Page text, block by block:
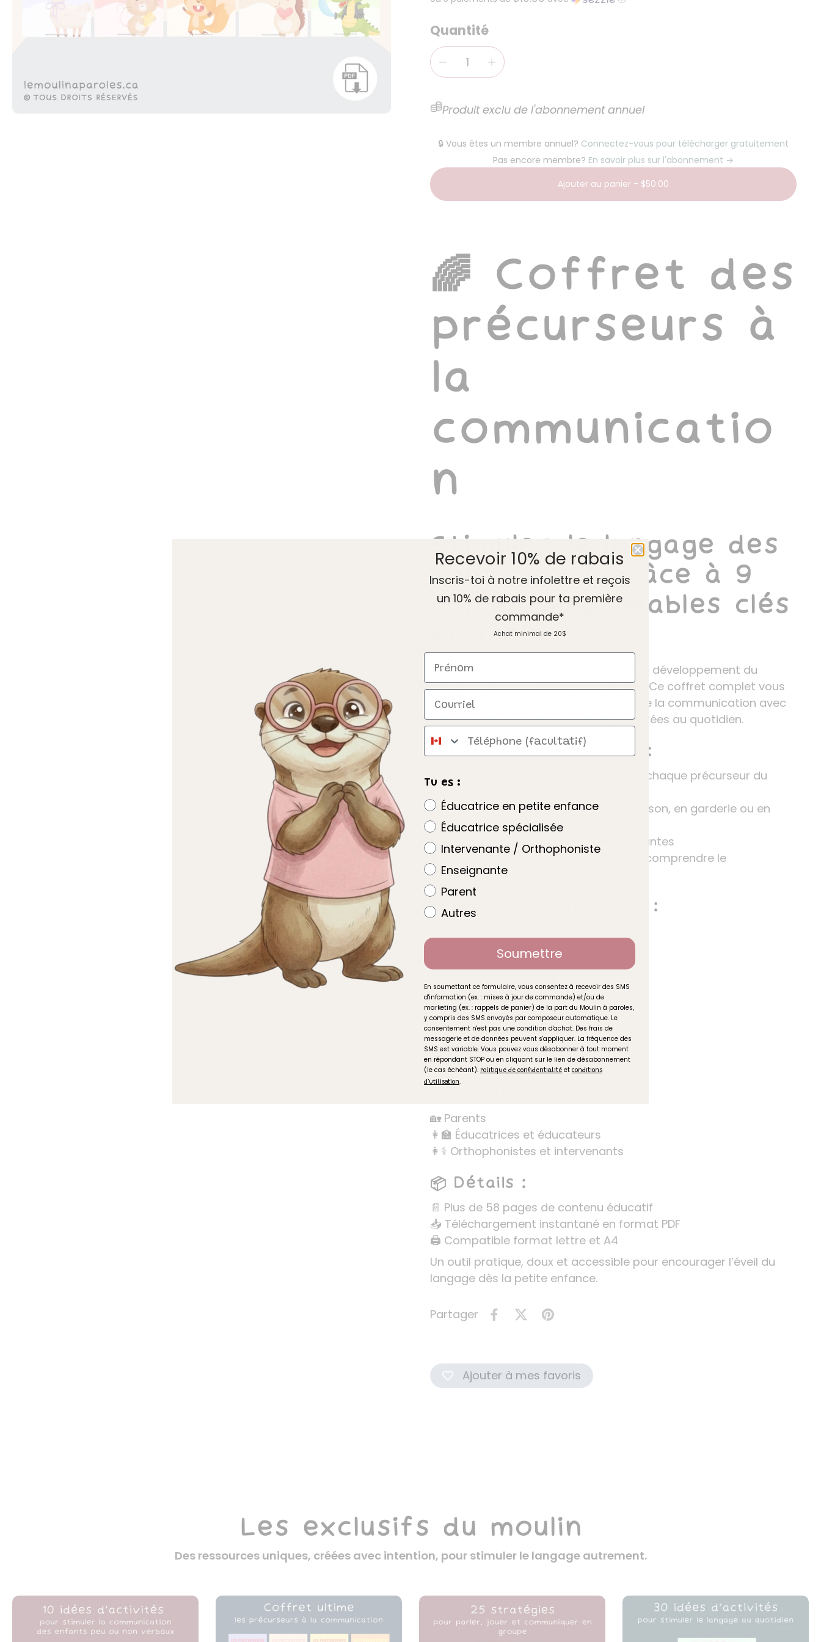
Quantité
Produit exclu de l'abonnement annuel
🔒 Vous êtes un membre annuel? Connectez-vous pour télécharger gratuitement
Pas encore membre? En savoir plus sur l'abonnement →
Ajouter au panier - $50.00
🌈 Coffret des
précurseurs à
la
communicatio
n
Stimulez le langage des
tout-petits grâce à 9
cahiers imprimables clés
en main
Le point de départ idéal pour soutenir le développement du
langage chez les enfants de 0 à 5 ans ! Ce coffret complet vous
aide à stimuler les bases essentielles de la communication avec
des activités simples, ludiques et adaptées au quotidien.
✨ Le coffret comprend :
✔ 9 cahiers PDF imprimables – un pour chaque précurseur du
✔ 45 activités faciles à réaliser à la maison, en garderie ou en
intervention
✔ Des stratégies concrètes et bienveillantes
✔ Des explications simples pour mieux comprendre le
développement du langage
🎯 Précurseurs travaillés :
👆 Attention conjointe
🪞 Imitation motrice et verbale
💬 Intention de communication
👂 Compréhension non verbale
🎧 Attention auditive
👋 Babillage et verbalisation
🧸 Catégorisation
🏡 Parents
👩🏫 Éducatrices et éducateurs
👩⚕️ Orthophonistes et intervenants
📦 Détails :
📄 Plus de 58 pages de contenu éducatif
📥 Téléchargement instantané en format PDF
🖨 Compatible format lettre et A4
Un outil pratique, doux et accessible pour encourager l’éveil du
langage dès la petite enfance.
Partager
Ajouter à mes favoris
Les exclusifs du moulin
Des ressources uniques, créées avec intention, pour stimuler le langage autrement.
Recevoir 10% de rabais
Inscris-toi à notre infolettre et reçois
un 10% de rabais pour ta première
commande*
Achat minimal de 20$
Prénom
Courriel
Téléphone
Tu es :
Éducatrice en petite enfance
Éducatrice spécialisée
Intervenante / Orthophoniste
Enseignante
Parent
Autres
Soumettre
En soumettant ce formulaire, vous consentez à recevoir des SMS
d'information (ex. : mises à jour de commande) et/ou de
marketing (ex. : rappels de panier) de la part du Moulin à paroles,
y compris des SMS envoyés par composeur automatique. Le
consentement n'est pas une condition d'achat. Des frais de
messagerie et de données peuvent s'appliquer. La fréquence des
SMS est variable. Vous pouvez vous désabonner à tout moment
en répondant STOP ou en cliquant sur le lien de désabonnement
(le cas échéant). Politique de confidentialité et conditions
d'utilisation.